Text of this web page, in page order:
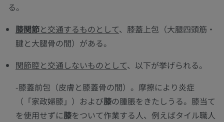
る。
膝関節と交通するものとして、膝蓋上包（大腿四頭筋・
腱と大腿骨の間）がある。
関節腔と交通しないものとして、以下が挙げられる。
-膝蓋前包（皮膚と膝蓋骨の間）。摩擦により炎症
（「家政婦膝」）および膝の腫脹をきたしうる。膝当て
を使用せずに膝をついて作業する人、例えばタイル職人